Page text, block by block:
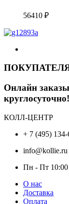
56410 ₽
Онлайн
круглосуточно!
КОЛЛ-ЦЕНТР
+ 7 (495) 134-
info@kollie.ru
Пн - Пт 10:00
О нас
Доставка
Оплата